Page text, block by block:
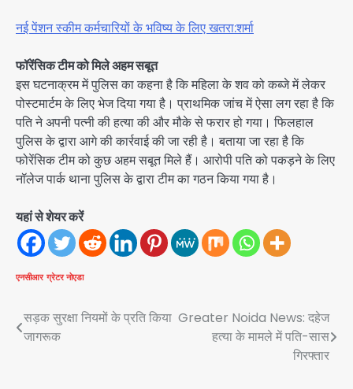
नई पेंशन स्कीम कर्मचारियों के भविष्य के लिए खतरा:शर्मा
फॉरेंसिक टीम को मिले अहम सबूत
इस घटनाक्रम में पुलिस का कहना है कि महिला के शव को कब्जे में लेकर
पोस्टमार्टम के लिए भेज दिया गया है। प्राथमिक जांच में ऐसा लग रहा है कि
पति ने अपनी पत्नी की हत्या की और मौके से फरार हो गया। फिलहाल
पुलिस के द्वारा आगे की कार्रवाई की जा रही है। बताया जा रहा है कि
फोरेंसिक टीम को कुछ अहम सबूत मिले हैं। आरोपी पति को पकड़ने के लिए
नॉलेज पार्क थाना पुलिस के द्वारा टीम का गठन किया गया है।
यहां से शेयर करें
एनसीआर ग्रेटर नोएडा
Post
सड़क सुरक्षा नियमों के प्रति किया
जागरूक
Greater Noida News: दहेज
हत्या के मामले में पति-सास
गिरफ्तार